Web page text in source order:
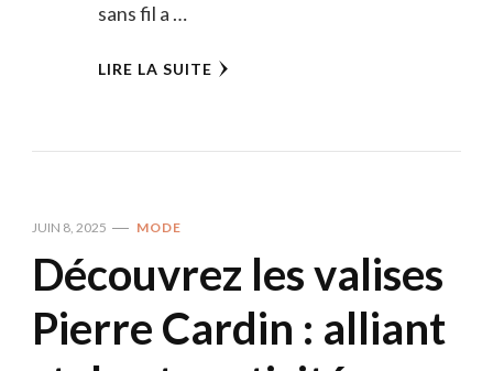
sans fil a …
LIRE LA SUITE
JUIN 8, 2025 MODE
Découvrez les valises
Pierre Cardin : alliant